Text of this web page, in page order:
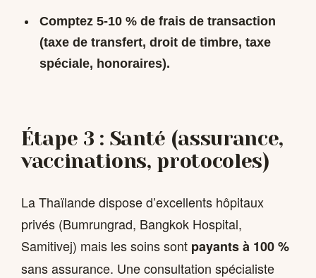
Comptez 5-10 % de frais de transaction
(taxe de transfert, droit de timbre, taxe
spéciale, honoraires).
Étape 3 : Santé (assurance,
vaccinations, protocoles)
La Thaïlande dispose d’excellents hôpitaux
privés (Bumrungrad, Bangkok Hospital,
Samitivej) mais les soins sont payants à 100 %
sans assurance. Une consultation spécialiste